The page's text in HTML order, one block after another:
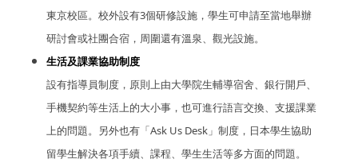
東京校區。校外設有3個研修設施，學生可申請至當地舉辦
研討會或社團合宿，周圍還有溫泉、觀光設施。
生活及課業協助制度
設有指導員制度，原則上由大學院生輔導宿舍、銀行開戶、
手機契約等生活上的大小事，也可進行語言交換、支援課業
上的問題。另外也有「Ask Us Desk」制度，日本學生協助
留學生解決各項手續、課程、學生生活等多方面的問題。